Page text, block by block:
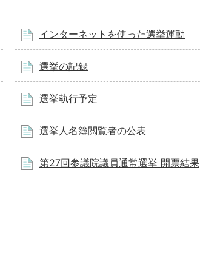
インターネットを使った選挙運動
選挙の記録
選挙執行予定
選挙人名簿閲覧者の公表
第27回参議院議員通常選挙 開票結果